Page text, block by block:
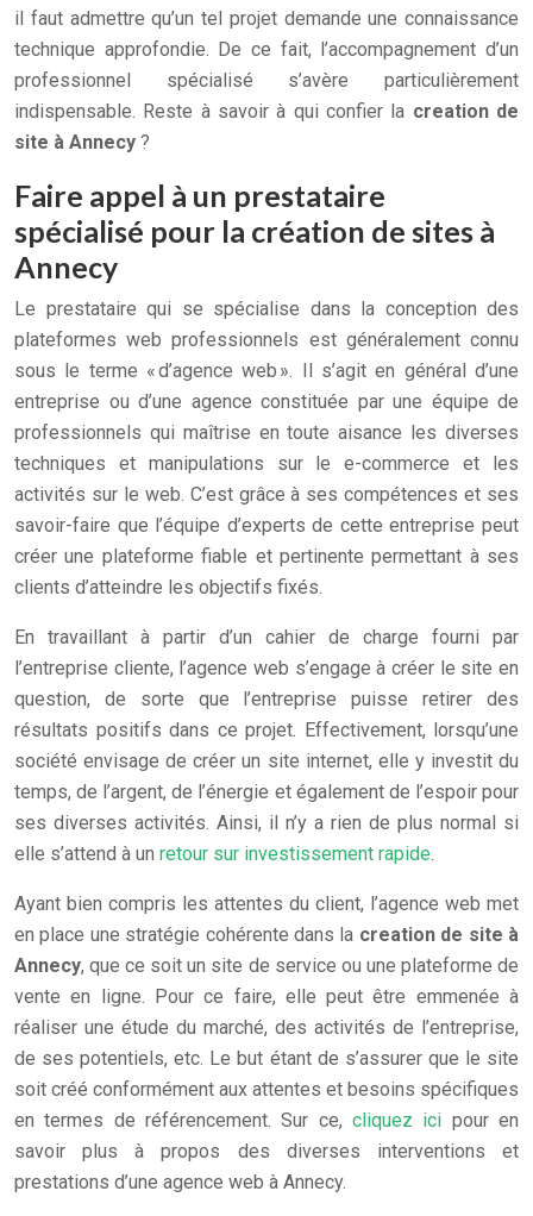
il faut admettre qu’un tel projet demande une connaissance
technique approfondie. De ce fait, l’accompagnement d’un
professionnel spécialisé s’avère particulièrement
indispensable. Reste à savoir à qui confier la creation de
site à Annecy ?
Faire appel à un prestataire
spécialisé pour la création de sites à
Annecy
Le prestataire qui se spécialise dans la conception des
plateformes web professionnels est généralement connu
sous le terme « d’agence web ». Il s’agit en général d’une
entreprise ou d’une agence constituée par une équipe de
professionnels qui maîtrise en toute aisance les diverses
techniques et manipulations sur le e-commerce et les
activités sur le web. C’est grâce à ses compétences et ses
savoir-faire que l’équipe d’experts de cette entreprise peut
créer une plateforme fiable et pertinente permettant à ses
clients d’atteindre les objectifs fixés.
En travaillant à partir d’un cahier de charge fourni par
l’entreprise cliente, l’agence web s’engage à créer le site en
question, de sorte que l’entreprise puisse retirer des
résultats positifs dans ce projet. Effectivement, lorsqu’une
société envisage de créer un site internet, elle y investit du
temps, de l’argent, de l’énergie et également de l’espoir pour
ses diverses activités. Ainsi, il n’y a rien de plus normal si
elle s’attend à un retour sur investissement rapide.
Ayant bien compris les attentes du client, l’agence web met
en place une stratégie cohérente dans la creation de site à
Annecy, que ce soit un site de service ou une plateforme de
vente en ligne. Pour ce faire, elle peut être emmenée à
réaliser une étude du marché, des activités de l’entreprise,
de ses potentiels, etc. Le but étant de s’assurer que le site
soit créé conformément aux attentes et besoins spécifiques
en termes de référencement. Sur ce, cliquez ici pour en
savoir plus à propos des diverses interventions et
prestations d’une agence web à Annecy.